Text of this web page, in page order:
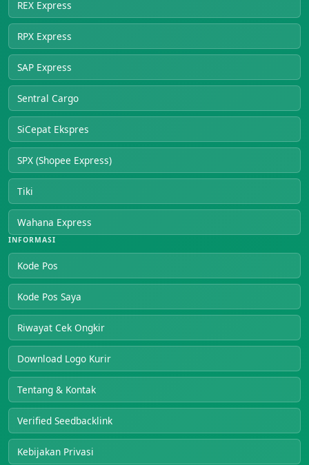
REX Express
RPX Express
SAP Express
Sentral Cargo
SiCepat Ekspres
SPX (Shopee Express)
Tiki
Wahana Express
INFORMASI
Kode Pos
Kode Pos Saya
Riwayat Cek Ongkir
Download Logo Kurir
Tentang & Kontak
Verified Seedbacklink
Kebijakan Privasi